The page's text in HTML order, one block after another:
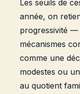
Les seuils de
année, on
progressivité —
mécanismes
comme une
modestes ou
au quotient